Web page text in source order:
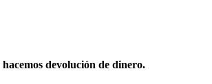
devolución de dinero.